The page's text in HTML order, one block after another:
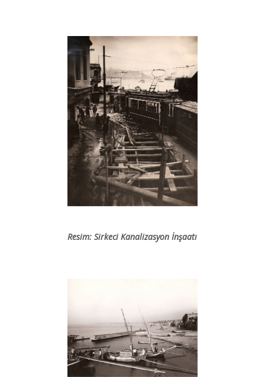
Resim: Sirkeci Kanalizasyon İnşaatı